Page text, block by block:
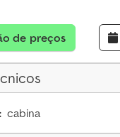
de preços
cabina